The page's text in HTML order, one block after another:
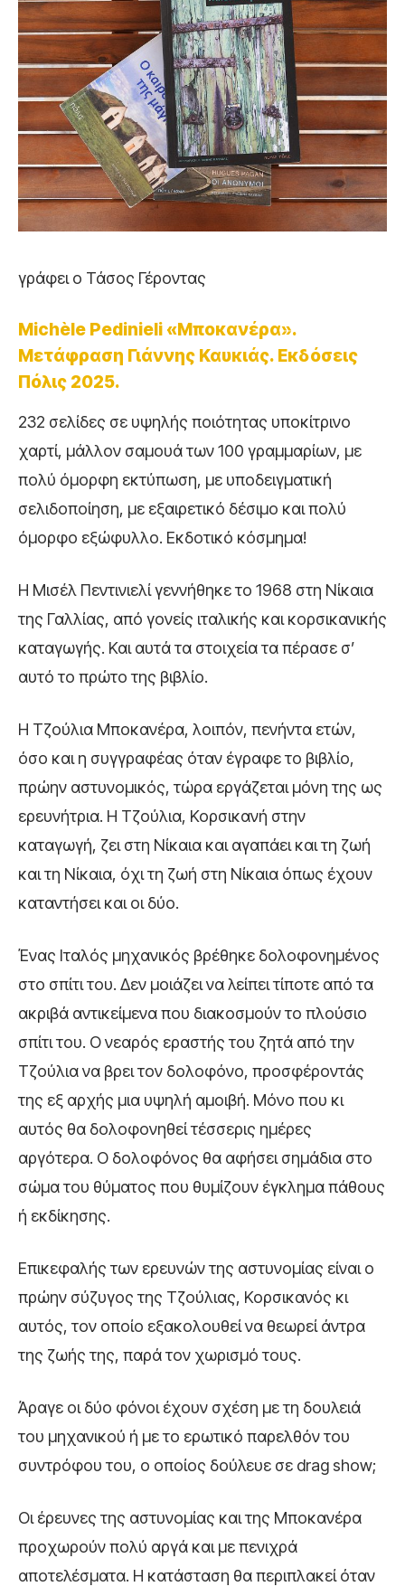
γράφει ο Τάσος Γέροντας
Michèle Pedinieli «Μποκανέρα».
Μετάφραση Γιάννης Καυκιάς. Εκδόσεις
Πόλις 2025.
232 σελίδες σε υψηλής ποιότητας υποκίτρινο
χαρτί, μάλλον σαμουά των 100 γραμμαρίων, με
πολύ όμορφη εκτύπωση, με υποδειγματική
σελιδοποίηση, με εξαιρετικό δέσιμο και πολύ
όμορφο εξώφυλλο. Εκδοτικό κόσμημα!
Η Μισέλ Πεντινιελί γεννήθηκε το 1968 στη Νίκαια
της Γαλλίας, από γονείς ιταλικής και κορσικανικής
καταγωγής. Και αυτά τα στοιχεία τα πέρασε σ’
αυτό το πρώτο της βιβλίο.
Η Τζούλια Μποκανέρα, λοιπόν, πενήντα ετών,
όσο και η συγγραφέας όταν έγραφε το βιβλίο,
πρώην αστυνομικός, τώρα εργάζεται μόνη της ως
ερευνήτρια. Η Τζούλια, Κορσικανή στην
καταγωγή, ζει στη Νίκαια και αγαπάει και τη ζωή
και τη Νίκαια, όχι τη ζωή στη Νίκαια όπως έχουν
καταντήσει και οι δύο.
Ένας Ιταλός μηχανικός βρέθηκε δολοφονημένος
στο σπίτι του. Δεν μοιάζει να λείπει τίποτε από τα
ακριβά αντικείμενα που διακοσμούν το πλούσιο
σπίτι του. Ο νεαρός εραστής του ζητά από την
Τζούλια να βρει τον δολοφόνο, προσφέροντάς
της εξ αρχής μια υψηλή αμοιβή. Μόνο που κι
αυτός θα δολοφονηθεί τέσσερις ημέρες
αργότερα. Ο δολοφόνος θα αφήσει σημάδια στο
σώμα του θύματος που θυμίζουν έγκλημα πάθους
ή εκδίκησης.
Επικεφαλής των ερευνών της αστυνομίας είναι ο
πρώην σύζυγος της Τζούλιας, Κορσικανός κι
αυτός, τον οποίο εξακολουθεί να θεωρεί άντρα
της ζωής της, παρά τον χωρισμό τους.
Άραγε οι δύο φόνοι έχουν σχέση με τη δουλειά
του μηχανικού ή με το ερωτικό παρελθόν του
συντρόφου του, ο οποίος δούλευε σε drag show;
Οι έρευνες της αστυνομίας και της Μποκανέρα
προχωρούν πολύ αργά και με πενιχρά
αποτελέσματα. Η κατάσταση θα περιπλακεί όταν